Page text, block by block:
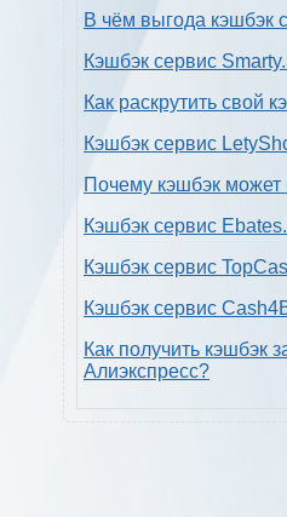
В чём выгода кэшбэк
Кэшбэк сервис
Как раскрутить свой
Кэшбэк сервис
Почему кэшбэк может
Кэшбэк сервис
Кэшбэк сервис
Кэшбэк сервис
Как получить кэшбэк
Алиэкспресс?